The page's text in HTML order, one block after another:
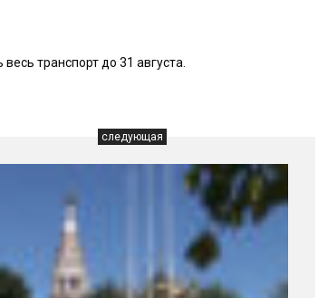
транспорт до 31 августа.
следующая